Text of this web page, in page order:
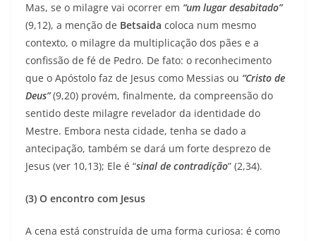
Mas, se o milagre vai ocorrer em “um lugar desabitado”
(9,12), a menção de Betsaida coloca num mesmo
contexto, o milagre da multiplicação dos pães e a
confissão de fé de Pedro. De fato: o reconhecimento
que o Apóstolo faz de Jesus como Messias ou “Cristo de
Deus”(9,20) provém, finalmente, da compreensão do
sentido deste milagre revelador da identidade do
Mestre. Embora nesta cidade, tenha se dado a
antecipação, também se dará um forte desprezo de
Jesus (ver 10,13); Ele é “sinal de contradição” (2,34).
(3) O encontro com Jesus
A cena está construída de uma forma curiosa: é como